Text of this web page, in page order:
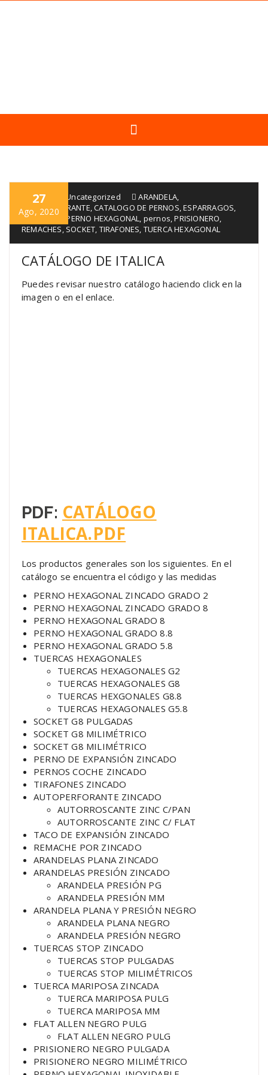
27
Ago, 2020
Italica Uncategorized ARANDELA,
AUTOPERFORANTE,CATALOGO DE PERNOS,ESPARRAGOS,
FLAT ALLEN
PERNO HEXAGONAL, pernos,PRISIONERO,
REMACHES, SOCKET, TIRAFONES, TUERCA HEXAGONAL
CATÁLOGO DE ITALICA
Puedes revisar nuestro catálogo haciendo click en la
imagen o en el enlace.
PDF: CATÁLOGO
ITALICA.PDF
Los productos generales son los siguientes. En el
catálogo se encuentra el código y las medidas
PERNO HEXAGONAL ZINCADO GRADO 2
PERNO HEXAGONAL ZINCADO GRADO 8
PERNO HEXAGONAL GRADO 8
PERNO HEXAGONAL GRADO 8.8
PERNO HEXAGONAL GRADO 5.8
TUERCAS HEXAGONALES
TUERCAS HEXAGONALES G2
TUERCAS HEXAGONALES G8
TUERCAS HEXGONALES G8.8
TUERCAS HEXAGONALES G5.8
SOCKET G8 PULGADAS
SOCKET G8 MILIMÉTRICO
SOCKET G8 MILIMÉTRICO
PERNO DE EXPANSIÓN ZINCADO
PERNOS COCHE ZINCADO
TIRAFONES ZINCADO
AUTOPERFORANTE ZINCADO
AUTORROSCANTE ZINC C/PAN
AUTORROSCANTE ZINC C/ FLAT
TACO DE EXPANSIÓN ZINCADO
REMACHE POR ZINCADO
ARANDELAS PLANA ZINCADO
ARANDELAS PRESIÓN ZINCADO
ARANDELA PRESIÓN PG
ARANDELA PRESIÓN MM
ARANDELA PLANA Y PRESIÓN NEGRO
ARANDELA PLANA NEGRO
ARANDELA PRESIÓN NEGRO
TUERCAS STOP ZINCADO
TUERCAS STOP PULGADAS
TUERCAS STOP MILIMÉTRICOS
TUERCA MARIPOSA ZINCADA
TUERCA MARIPOSA PULG
TUERCA MARIPOSA MM
FLAT ALLEN NEGRO PULG
FLAT ALLEN NEGRO PULG
PRISIONERO NEGRO PULGADA
PRISIONERO NEGRO MILIMÉTRICO